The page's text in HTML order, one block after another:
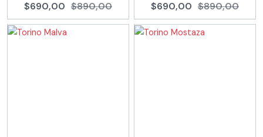
$690,00 $890,00 $690,00 $890,00